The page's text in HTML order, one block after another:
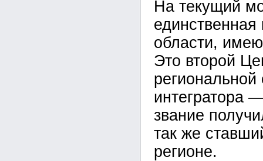
На текущий
области,
Это второй
интегратора
звание
так же
регионе.